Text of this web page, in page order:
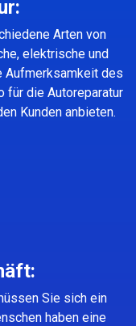
Arten von
elektrische und
Aufmerksamkeit des
für die Autoreparatur
Kunden anbieten.
Sie sich ein
haben eine